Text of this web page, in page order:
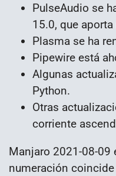
PulseAudio se
15.0, que
Plasma se ha
Pipewire está
Algunas
Python.
Otras
corriente
Manjaro 2021-08-09
numeración